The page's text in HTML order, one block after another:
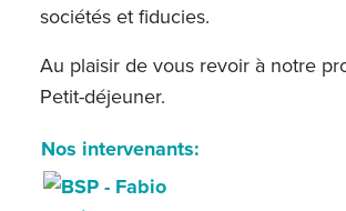
sociétés et fiducies.
Au plaisir de vous revoir à notre
Petit-déjeuner.
Nos intervenants: